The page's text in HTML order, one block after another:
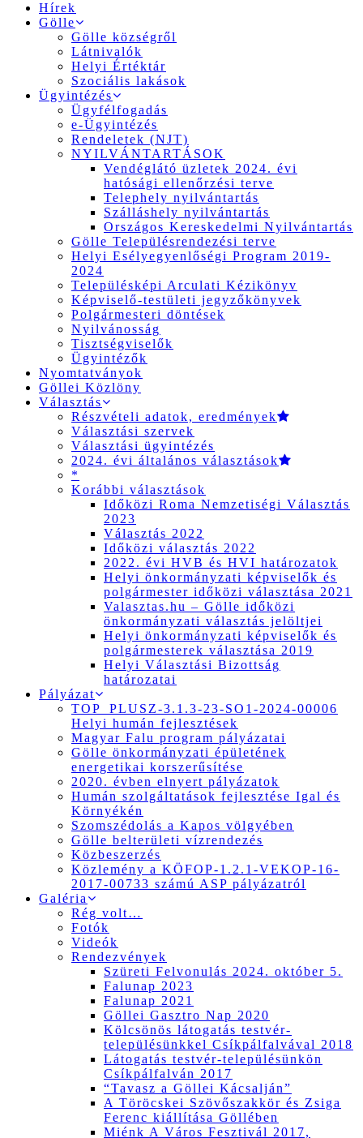
Hírek
Gölle
Gölle községről
Látnivalók
Helyi Értéktár
Szociális lakások
Ügyintézés
Ügyfélfogadás
e-Ügyintézés
Rendeletek (NJT)
NYILVÁNTARTÁSOK
Vendéglátó üzletek 2024. évi
hatósági ellenőrzési terve
Telephely nyilvántartás
Szálláshely nyilvántartás
Országos Kereskedelmi Nyilvántartás
Gölle Településrendezési terve
Helyi Esélyegyenlőségi Program 2019-
2024
Településképi Arculati Kézikönyv
Képviselő-testületi jegyzőkönyvek
Polgármesteri döntések
Nyilvánosság
Tisztségviselők
Ügyintézők
Nyomtatványok
Göllei Közlöny
Választás
Részvételi adatok, eredmények
Választási szervek
Választási ügyintézés
2024. évi általános választások
*
Korábbi választások
Időközi Roma Nemzetiségi Választás
2023
Választás 2022
Időközi választás 2022
2022. évi HVB és HVI határozatok
Helyi önkormányzati képviselők és
polgármester időközi választása 2021
Valasztas.hu – Gölle időközi
önkormányzati választás jelöltjei
Helyi önkormányzati képviselők és
polgármesterek választása 2019
Helyi Választási Bizottság
határozatai
Pályázat
TOP_PLUSZ-3.1.3-23-SO1-2024-00006
Helyi humán fejlesztések
Magyar Falu program pályázatai
Gölle önkormányzati épületének
energetikai korszerűsítése
2020. évben elnyert pályázatok
Humán szolgáltatások fejlesztése Igal és
Környékén
Szomszédolás a Kapos völgyében
Gölle belterületi vízrendezés
Közbeszerzés
Közlemény a KÖFOP-1.2.1-VEKOP-16-
2017-00733 számú ASP pályázatról
Galéria
Rég volt…
Fotók
Videók
Rendezvények
Szüreti Felvonulás 2024. október 5.
Falunap 2023
Falunap 2021
Göllei Gasztro Nap 2020
Kölcsönös látogatás testvér-
településünkkel Csíkpálfalvával 2018
Látogatás testvér-településünkön
Csíkpálfalván 2017
“Tavasz a Göllei Kácsalján”
A Töröcskei Szövőszakkör és Zsiga
Ferenc kiállítása Göllében
Miénk A Város Fesztivál 2017,